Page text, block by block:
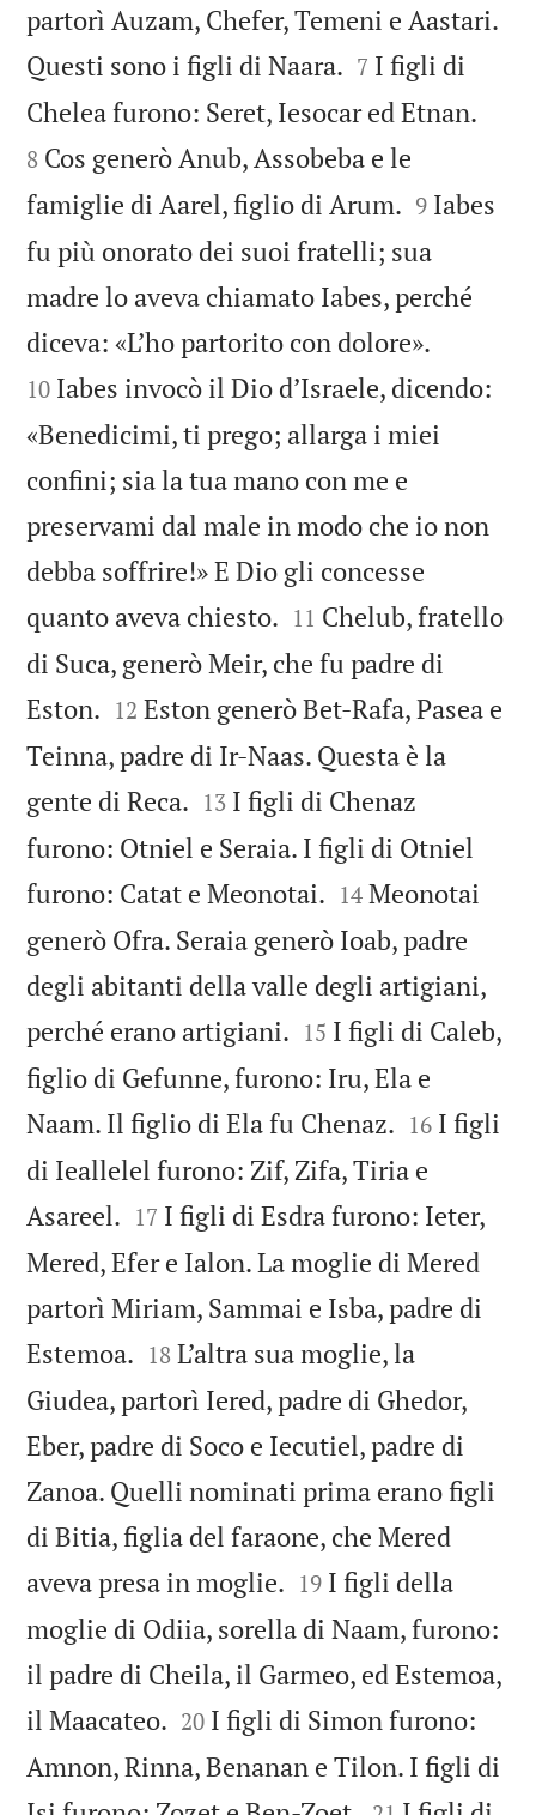
partorì Auzam, Chefer, Temeni e Aastari.
Questi sono i figli di Naara. 

7 I figli di
Chelea furono: Seret, Iesocar ed Etnan.
8 Cos generò Anub, Assobeba e le
famiglie di Aarel, figlio di Arum. 

9 Iabes
fu più onorato dei suoi fratelli; sua
madre lo aveva chiamato Iabes, perché
diceva: «L’ho partorito con dolore».
10 Iabes invocò il Dio d’Israele, dicendo:
«Benedicimi, ti prego; allarga i miei
confini; sia la tua mano con me e
preservami dal male in modo che io non
debba soffrire!» E Dio gli concesse
quanto aveva chiesto. 

11 Chelub, fratello
di Suca, generò Meir, che fu padre di
Eston. 

12 Eston generò Bet-Rafa, Pasea e
Teinna, padre di Ir-Naas. Questa è la
gente di Reca. 

13 I figli di Chenaz
furono: Otniel e Seraia. I figli di Otniel
furono: Catat e Meonotai. 

14 Meonotai
generò Ofra. Seraia generò Ioab, padre
degli abitanti della valle degli artigiani,
perché erano artigiani. 

15 I figli di Caleb,
figlio di Gefunne, furono: Iru, Ela e
Naam. Il figlio di Ela fu Chenaz. 

16 I figli
di Ieallelel furono: Zif, Zifa, Tiria e
Asareel. 

17 I figli di Esdra furono: Ieter,
Mered, Efer e Ialon. La moglie di Mered
partorì Miriam, Sammai e Isba, padre di
Estemoa. 

18 L’altra sua moglie, la
Giudea, partorì Iered, padre di Ghedor,
Eber, padre di Soco e Iecutiel, padre di
Zanoa. Quelli nominati prima erano figli
di Bitia, figlia del faraone, che Mered
aveva presa in moglie. 

19 I figli della
moglie di Odiia, sorella di Naam, furono:
il padre di Cheila, il Garmeo, ed Estemoa,
il Maacateo. 

20 I figli di Simon furono:
Amnon, Rinna, Benanan e Tilon. I figli di